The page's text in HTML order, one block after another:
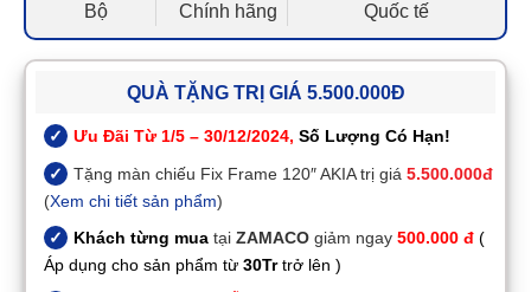
Bộ
Chính hãng
Quốc tế
QUÀ TẶNG TRỊ GIÁ 5.500.000Đ
Ưu Đãi Từ 1/5 – 30/12/2024, Số Lượng Có Hạn!
Tặng màn chiếu Fix Frame 120″ AKIA trị giá 5.500.000đ
(Xem chi tiết sản phẩm)
Khách từng muatại ZAMACOgiảm ngay 500.000 đ (
Áp dụng cho sản phẩm từ 30Trtrở lên )